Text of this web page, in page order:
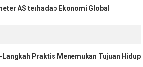
AS terhadap Ekonomi Global
Langkah Praktis Menemukan Tujuan Hidup